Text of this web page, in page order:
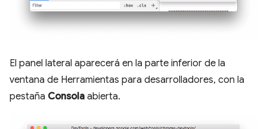
El panel lateral aparecerá en la parte inferior de la
ventana de Herramientas para desarrolladores, con la
pestaña Consola abierta.